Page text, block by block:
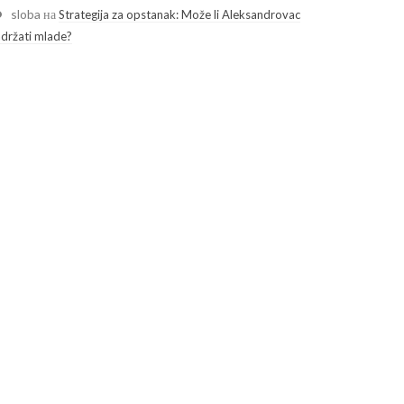
sloba наStrategija za opstanak: Može li Aleksandrovac
mlade?